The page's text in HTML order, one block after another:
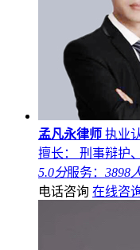
孟凡永律师 执业
擅长： 刑事辩护
5.0分服务： 3898
电话咨询 在线咨